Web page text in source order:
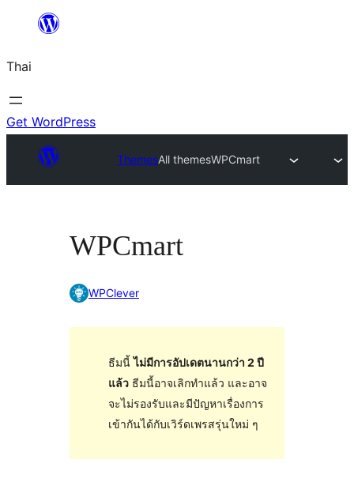
ยัง
เนื้อหา
Thai
Get WordPress
ThemesAll themesWPCmart
WPCmart
WPClever
ธีมนี้ไม่มีการอัปเดตนานกว่า 2 ปี
แล้วธีมนี้อาจเลิกทำแล้ว และอาจ
จะไม่รองรับและมีปัญหาเรื่องการ
เข้ากันได้กับเวิร์ดเพรสรุ่นใหม่ ๆ